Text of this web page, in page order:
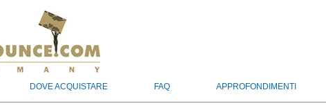
DOVE ACQUISTARE FAQ APPROFONDIMENTI